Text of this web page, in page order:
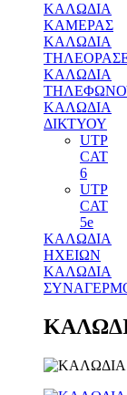
ΚΑΛΩΔΙΑ
ΚΑΜΕΡΑΣ
ΚΑΛΩΔΙΑ
ΚΑΛΩΔΙΑ
ΚΑΛΩΔΙΑ
ΔΙΚΤΥΟΥ
UTP
CAT
6
UTP
CAT
5e
ΚΑΛΩΔΙΑ
ΗΧΕΙΩΝ
ΚΑΛΩΔΙΑ